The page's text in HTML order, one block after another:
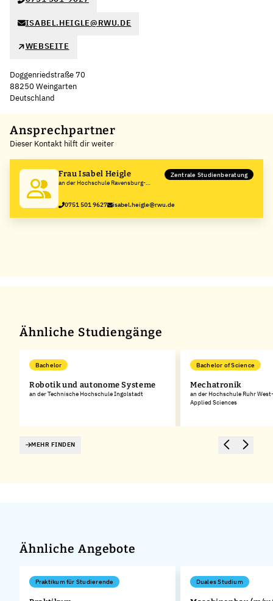
ISABEL.HEIGLE@RWU.DE
WEBSEITE
Doggenriedstraße 70
88250 Weingarten
Deutschland
+
−
Ansprechpartner
Dieser Kontakt hilft dir weiter
Frau Isabel Heigle
an der Hochschule Ravensburg-
Zentrale Studienberatung
0751 501 9627 isabel.heigle@rwu.de
Ähnliche Studiengänge
Bachelor
Robotik und autonome Systeme
an der Technische Hochschule Ingolstadt
Bachelor of Science
Mechatronik
an der Hochschule Ruhr
Applied Sciences
MEHR FINDEN
Ähnliche Angebote
Praktikum für Studierende Duales Studium